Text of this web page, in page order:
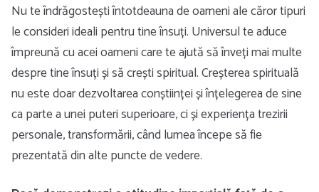
Nu te îndrăgostești întotdeauna de oameni ale căror tipuri
le consideri ideali pentru tine însuți. Universul te aduce
împreună cu acei oameni care te ajută să înveți mai multe
despre tine însuți și să crești spiritual. Creșterea spirituală
nu este doar dezvoltarea conștiinței și înțelegerea de sine
ca parte a unei puteri superioare, ci și experiența trezirii
personale, transformării, când lumea începe să fie
prezentată din alte puncte de vedere.